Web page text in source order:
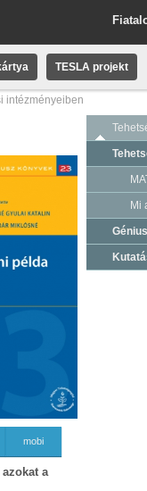
TESLA projekt
intézményeiben
mobi
a
Mi